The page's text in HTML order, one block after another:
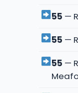
55 —
55 —
55 —